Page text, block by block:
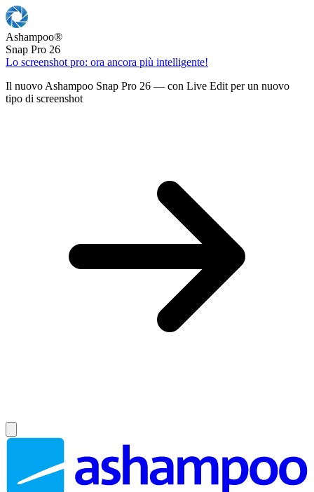
Ashampoo®
Snap Pro 26
Lo screenshot pro: ora ancora più intelligente!
Il nuovo Ashampoo Snap Pro 26 — con Live Edit per un nuovo
tipo di screenshot